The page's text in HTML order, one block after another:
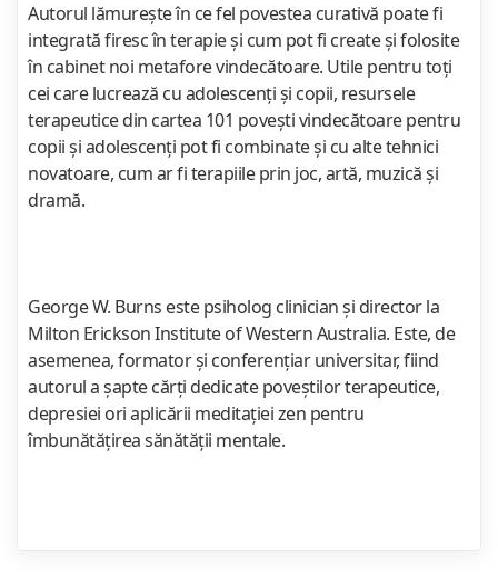
Autorul lămureşte în ce fel povestea curativă poate fi
integrată firesc în terapie şi cum pot fi create şi folosite
în cabinet noi metafore vindecătoare. Utile pentru toţi
cei care lucrează cu adolescenţi şi copii, resursele
terapeutice din cartea 101 poveşti vindecătoare pentru
copii şi adolescenţi pot fi combinate şi cu alte tehnici
novatoare, cum ar fi terapiile prin joc, artă, muzică şi
dramă.
George W. Burns este psiholog clinician şi director la
Milton Erickson Institute of Western Australia. Este, de
asemenea, formator şi conferenţiar universitar, fiind
autorul a şapte cărţi dedicate poveştilor terapeutice,
depresiei ori aplicării meditaţiei zen pentru
îmbunătăţirea sănătăţii mentale.